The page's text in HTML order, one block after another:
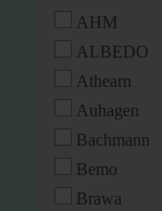
AHM
ALBEDO
Athearn
Auhagen
Bachmann
Bemo
Brawa